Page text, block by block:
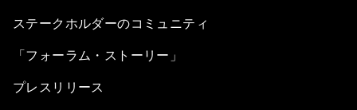
ステークホルダーのコミュニティ
「フォーラム・ストーリー」
プレスリリース